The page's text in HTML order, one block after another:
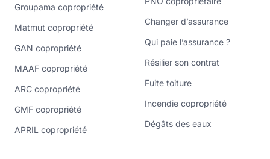
Groupama copropriété
Matmut copropriété
GAN copropriété
MAAF copropriété
ARC copropriété
GMF copropriété
APRIL copropriété
Changer d’assurance
Qui paie l’assurance ?
Résilier son contrat
Fuite toiture
Incendie copropriété
Dégâts des eaux